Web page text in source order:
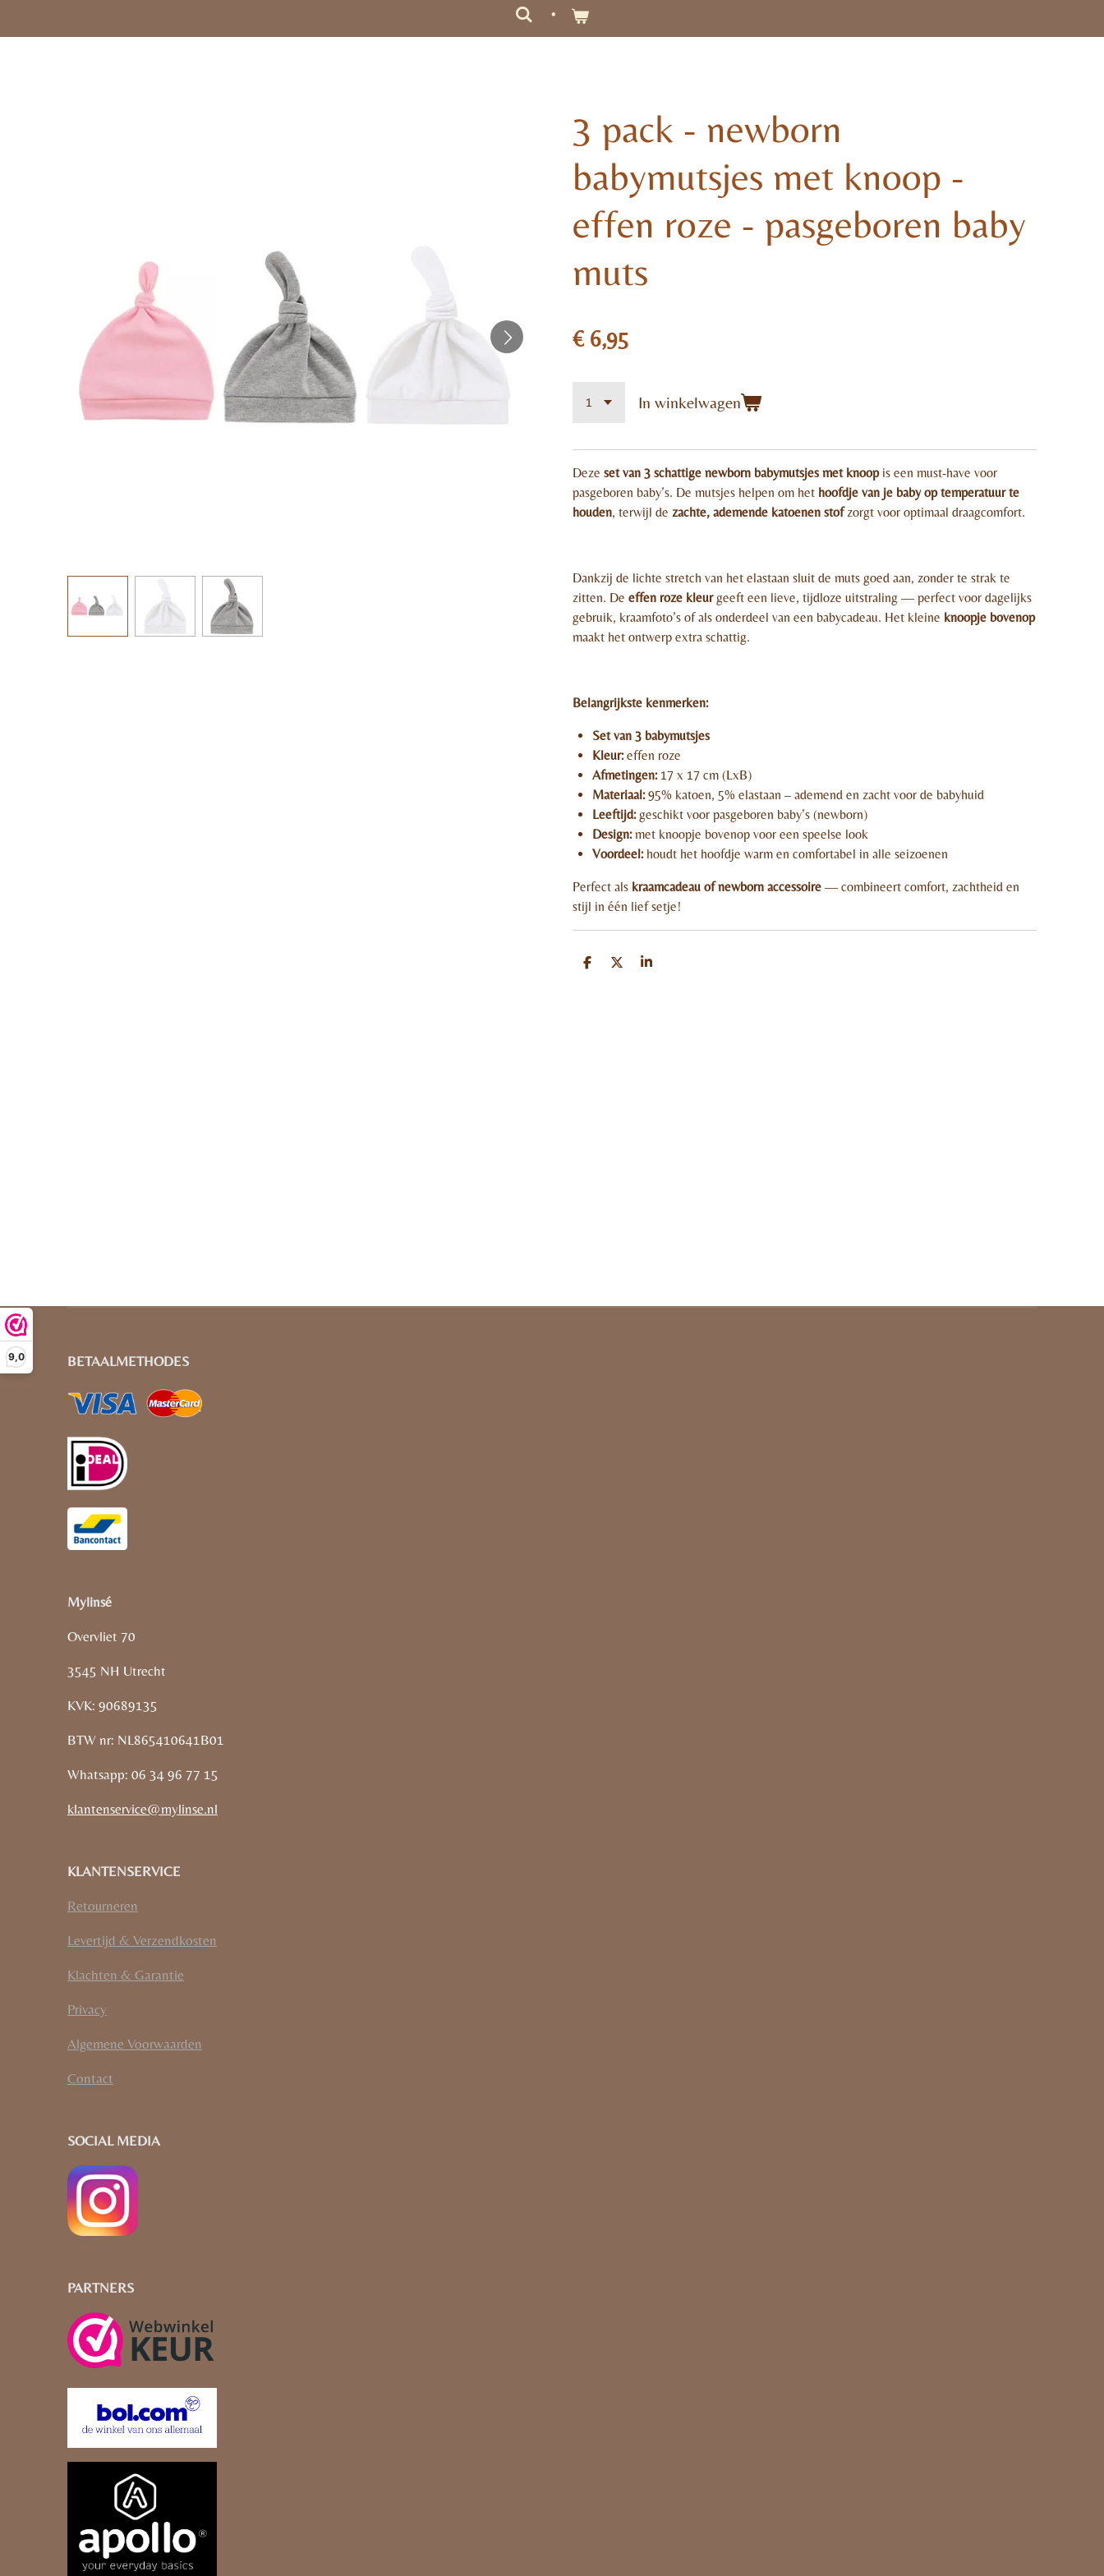
9,0
3 pack - newborn
babymutsjes met knoop -
effen roze - pasgeboren baby
muts
€ 6,95
In winkelwagen
Deze set van 3 schattige newborn babymutsjes met knoopis een must-have voor
pasgeboren baby’s. De mutsjes helpen om het hoofdje van je baby op temperatuur te
houden, terwijl de zachte, ademende katoenen stofzorgt voor optimaal draagcomfort.
Dankzij de lichte stretch van het elastaan sluit de muts goed aan, zonder te strak te
zitten. De effen roze kleurgeeft een lieve, tijdloze uitstraling — perfect voor dagelijks
gebruik, kraamfoto’s of als onderdeel van een babycadeau. Het kleine knoopje bovenop
maakt het ontwerp extra schattig.
Belangrijkste kenmerken:
Set van 3 babymutsjes
Kleur:effen roze
Afmetingen:17 x 17 cm (LxB)
Materiaal:95% katoen, 5% elastaan – ademend en zacht voor de babyhuid
Leeftijd:geschikt voor pasgeboren baby’s (newborn)
Design:met knoopje bovenop voor een speelse look
Voordeel:houdt het hoofdje warm en comfortabel in alle seizoenen
Perfect als kraamcadeau of newborn accessoire — combineert comfort, zachtheid en
stijl in één lief setje!
D
D
S
BETAALMETHODES
Mylinsé
Overvliet 70
3545 NH Utrecht
KVK: 90689135
BTW nr: NL865410641B01
Whatsapp: 06 34 96 77 15
klantenservice@mylinse.nl
KLANTENSERVICE
Retourneren
Levertijd & Verzendkosten
Klachten & Garantie
Privacy
Algemene Voorwaarden
Contact
SOCIAL MEDIA
PARTNERS